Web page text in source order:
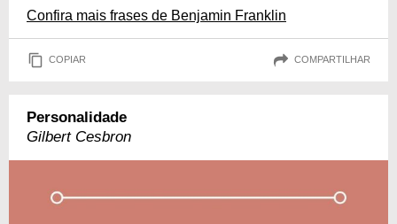
Confira mais frases de Benjamin Franklin
COPIAR COMPARTILHAR
Personalidade
Gilbert Cesbron